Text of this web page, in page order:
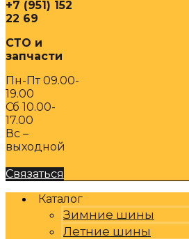
+7 (951) 152
22 69
СТО и
запчасти
Пн-Пт 09.00-
19.00
Сб 10.00-
17.00
Вс –
выходной
Связаться
Каталог
Зимние шины
Летние шины